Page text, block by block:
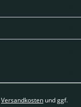
Versandkosten und ggf.